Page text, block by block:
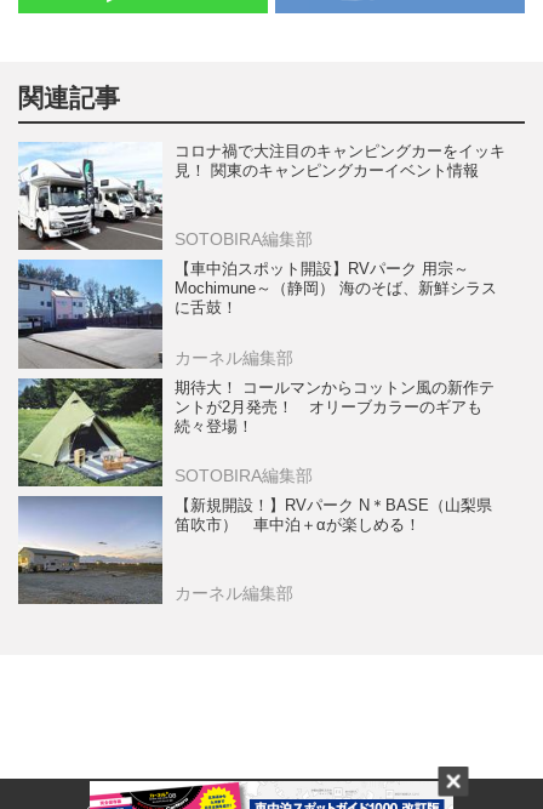
関連記事
コロナ禍で大注目のキャンピングカーをイッキ
見！ 関東のキャンピングカーイベント情報
SOTOBIRA編集部
【車中泊スポット開設】RVパーク 用宗～
Mochimune～（静岡） 海のそば、新鮮シラス
に舌鼓！
カーネル編集部
期待大！ コールマンからコットン風の新作テ
ントが2月発売！ オリーブカラーのギアも
続々登場！
SOTOBIRA編集部
【新規開設！】RVパーク N＊BASE（山梨県
笛吹市） 車中泊＋αが楽しめる！
カーネル編集部